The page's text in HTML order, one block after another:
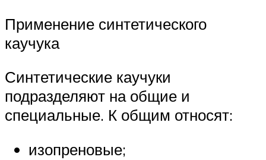
Применение синтетического
каучука
Синтетические каучуки
подразделяют на общие и
специальные. К общим относят:
изопреновые;